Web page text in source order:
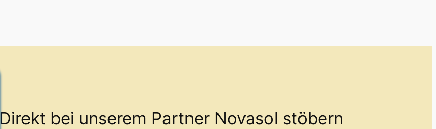
Direkt bei unserem Partner Novasol stöbern